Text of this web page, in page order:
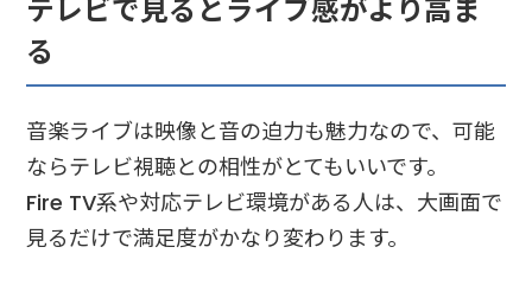
テレビで見るとライブ感がより高ま
る
音楽ライブは映像と音の迫力も魅力なので、可能
ならテレビ視聴との相性がとてもいいです。
Fire TV系や対応テレビ環境がある人は、大画面で
見るだけで満足度がかなり変わります。